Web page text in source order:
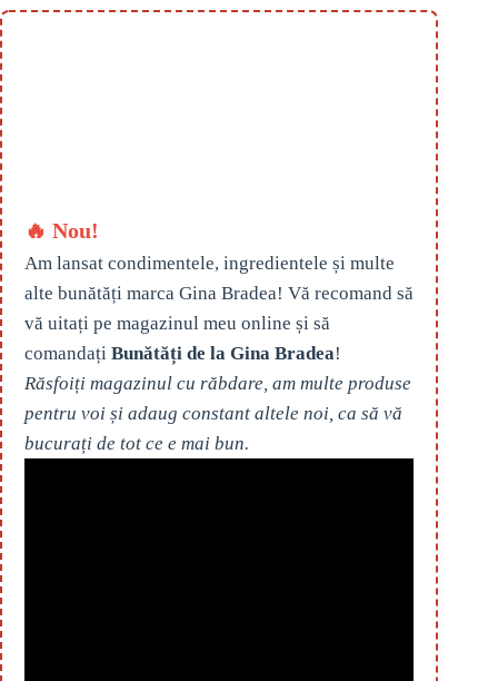
🔥 Nou!
Am lansat condimentele, ingredientele și multe
alte bunătăți marca Gina Bradea! Vă recomand să
vă uitați pe magazinul meu online și să
comandați Bunătăți de la Gina Bradea!
Răsfoiți magazinul cu răbdare, am multe produse
pentru voi și adaug constant altele noi, ca să vă
bucurați de tot ce e mai bun.